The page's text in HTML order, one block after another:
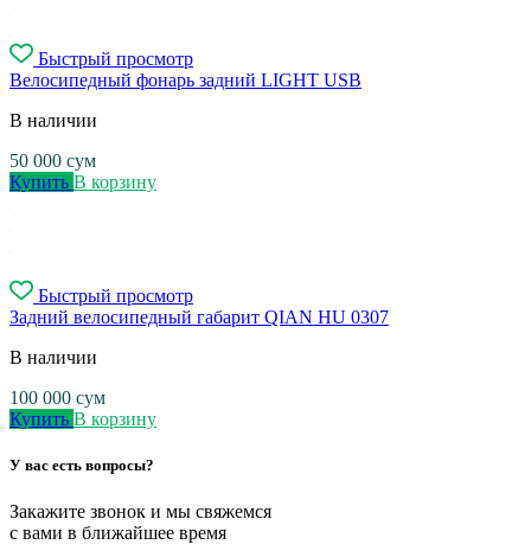
Быстрый просмотр
Велосипедный фонарь задний LIGHT USB
В наличии
50 000 сум
Купить В корзину
Быстрый просмотр
Задний велосипедный габарит QIAN HU 0307
В наличии
100 000 сум
Купить В корзину
У вас есть вопросы?
Закажите звонок и мы свяжемся
с вами в ближайшее время